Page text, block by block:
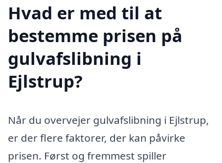
Hvad er med til at
bestemme prisen på
gulvafslibning i
Ejlstrup?
Når du overvejer gulvafslibning i Ejlstrup,
er der flere faktorer, der kan påvirke
prisen. Først og fremmest spiller